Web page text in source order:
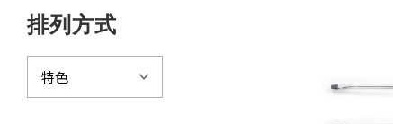
排列方式